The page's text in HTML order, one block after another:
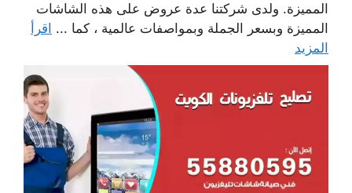
المميزة. ولدى شركتنا عدة عروض على هذه الشاشات
المميزة وبسعر الجملة وبمواصفات عالمية ، كما ... اقرأ
المزيد